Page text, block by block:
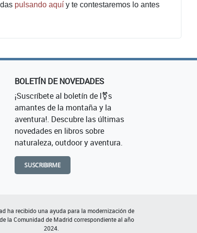
pulsando aquí y te contestaremos lo antes
BOLETÍN DE NOVEDADES
¡Suscríbete al boletín de l⚧s
amantes de la montaña y la
aventura!. Descubre las últimas
novedades en libros sobre
naturaleza, outdoor y aventura.
SUSCRIBIRME
ha recibido una ayuda para la modernización de
la Comunidad de Madrid correspondiente al año
2024.